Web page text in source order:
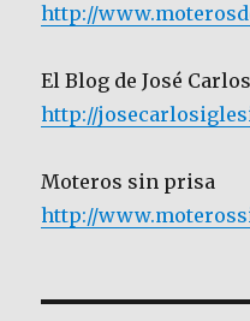
http://
El Blog de José Carlos
http://
Moteros sin prisa
http://